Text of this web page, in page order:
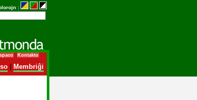
:
Kontakto
| Membriĝi